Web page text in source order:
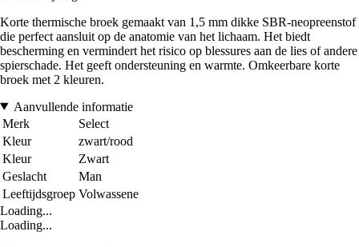
Korte thermische broek gemaakt van 1,5 mm dikke SBR-neopreenstof
die perfect aansluit op de anatomie van het lichaam. Het biedt
bescherming en vermindert het risico op blessures aan de lies of andere
spierschade. Het geeft ondersteuning en warmte. Omkeerbare korte
broek met 2 kleuren.
Aanvullende informatie
Merk
Select
Kleur
zwart/rood
Kleur
Zwart
Geslacht
Man
Leeftijdsgroep Volwassene
Loading...
Loading...